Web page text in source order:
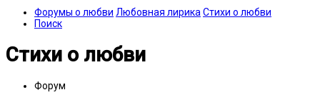
Форумы о любви Любовная лирика Стихи о любви
Поиск
Стихи о любви
Форум